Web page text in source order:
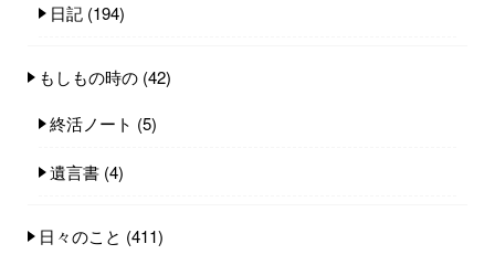
日記 (194)
もしもの時の (42)
終活ノート (5)
遺言書 (4)
日々のこと (411)